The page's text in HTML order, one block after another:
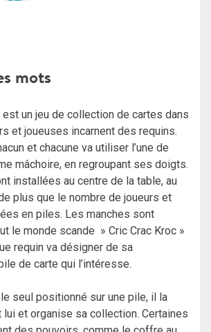
mots
est un jeu de collection de cartes dans
et joueuses incarnent des requins.
et chacune va utiliser l’une de
mâchoire, en regroupant ses doigts.
installées au centre de la table, au
plus que le nombre de joueurs et
en piles. Les manches sont
le monde scande » Cric Crac Kroc »
requin va désigner de sa
de carte qui l’intéresse.
seul positionné sur une pile, il la
lui et organise sa collection. Certaines